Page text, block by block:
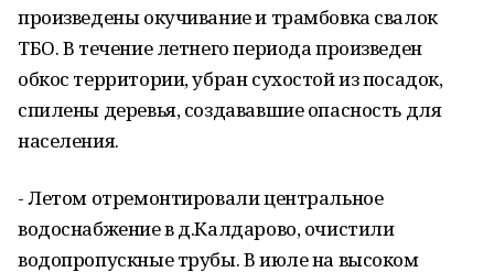
произведены окучивание и трамбовка свалок
ТБО. В течение летнего периода произведен
обкос территории, убран сухостой из посадок,
спилены деревья, создававшие опасность для
населения.
- Летом отремонтировали центральное
водоснабжение в д.Калдарово, очистили
водопропускные трубы. В июле на высоком